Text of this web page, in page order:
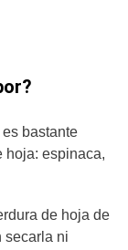
bastante
hoja: espinaca,
de hoja de
secarla ni